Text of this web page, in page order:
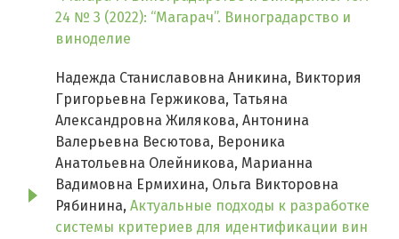
24 № 3 (2022): “Магарач”. Виноградарство и
виноделие
Надежда Станиславовна Аникина, Виктория
Григорьевна Гержикова, Татьяна
Александровна Жилякова, Антонина
Валерьевна Весютова, Вероника
Анатольевна Олейникова, Марианна
Вадимовна Ермихина, Ольга Викторовна
Рябинина, Актуальные подходы к разработке
системы критериев для идентификации вин